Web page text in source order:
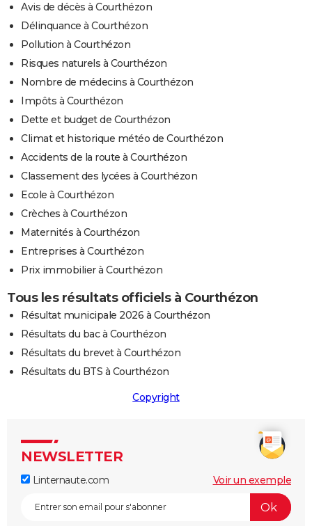
Avis de décès à Courthézon
Délinquance à Courthézon
Pollution à Courthézon
Risques naturels à Courthézon
Nombre de médecins à Courthézon
Impôts à Courthézon
Dette et budget de Courthézon
Climat et historique météo de Courthézon
Accidents de la route à Courthézon
Classement des lycées à Courthézon
Ecole à Courthézon
Crèches à Courthézon
Maternités à Courthézon
Entreprises à Courthézon
Prix immobilier à Courthézon
Tous les résultats officiels à Courthézon
Résultat municipale 2026 à Courthézon
Résultats du bac à Courthézon
Résultats du brevet à Courthézon
Résultats du BTS à Courthézon
Copyright
NEWSLETTER
Linternaute.com Voir un exemple